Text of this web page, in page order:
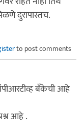
दुरापास्तच.
to post comments
बँकेची आहे
आहे .